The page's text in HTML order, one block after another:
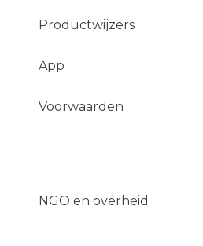
Productwijzers
App
Voorwaarden
NGO en overheid